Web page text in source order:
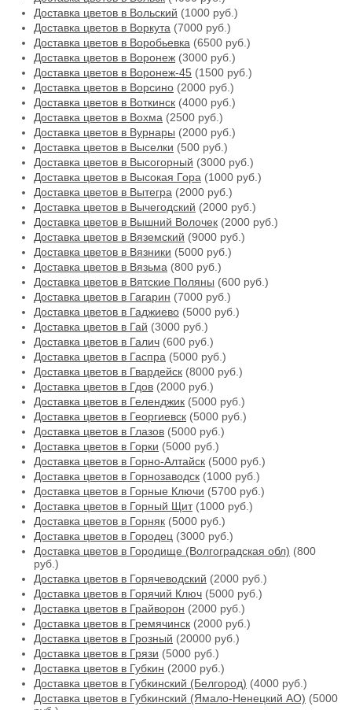
Доставка цветов в Вольский (1000 руб.)
Доставка цветов в Воркута (7000 руб.)
Доставка цветов в Воробьевка (6500 руб.)
Доставка цветов в Воронеж (3000 руб.)
Доставка цветов в Воронеж-45 (1500 руб.)
Доставка цветов в Ворсино (2000 руб.)
Доставка цветов в Воткинск (4000 руб.)
Доставка цветов в Вохма (2500 руб.)
Доставка цветов в Вурнары (2000 руб.)
Доставка цветов в Выселки (500 руб.)
Доставка цветов в Высогорный (3000 руб.)
Доставка цветов в Высокая Гора (1000 руб.)
Доставка цветов в Вытегра (2000 руб.)
Доставка цветов в Вычегодский (2000 руб.)
Доставка цветов в Вышний Волочек (2000 руб.)
Доставка цветов в Вяземский (9000 руб.)
Доставка цветов в Вязники (5000 руб.)
Доставка цветов в Вязьма (800 руб.)
Доставка цветов в Вятские Поляны (600 руб.)
Доставка цветов в Гагарин (7000 руб.)
Доставка цветов в Гаджиево (5000 руб.)
Доставка цветов в Гай (3000 руб.)
Доставка цветов в Галич (600 руб.)
Доставка цветов в Гаспра (5000 руб.)
Доставка цветов в Гвардейск (8000 руб.)
Доставка цветов в Гдов (2000 руб.)
Доставка цветов в Геленджик (5000 руб.)
Доставка цветов в Георгиевск (5000 руб.)
Доставка цветов в Глазов (5000 руб.)
Доставка цветов в Горки (5000 руб.)
Доставка цветов в Горно-Алтайск (5000 руб.)
Доставка цветов в Горнозаводск (1000 руб.)
Доставка цветов в Горные Ключи (5700 руб.)
Доставка цветов в Горный Щит(1000 руб.)
Доставка цветов в Горняк (5000 руб.)
Доставка цветов в Городец (3000 руб.)
Доставка цветов в Городище (Волгоградская обл) (800
руб.)
Доставка цветов в Горячеводский (2000 руб.)
Доставка цветов в Горячий Ключ (5000 руб.)
Доставка цветов в Грайворон (2000 руб.)
Доставка цветов в Гремячинск (2000 руб.)
Доставка цветов в Грозный (20000 руб.)
Доставка цветов в Грязи (5000 руб.)
Доставка цветов в Губкин (2000 руб.)
Доставка цветов в Губкинский (Белгород) (4000 руб.)
Доставка цветов в Губкинский (Ямало-Ненецкий АО) (5000